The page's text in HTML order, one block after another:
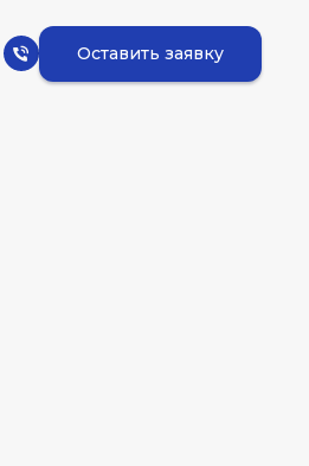
Оставить заявку